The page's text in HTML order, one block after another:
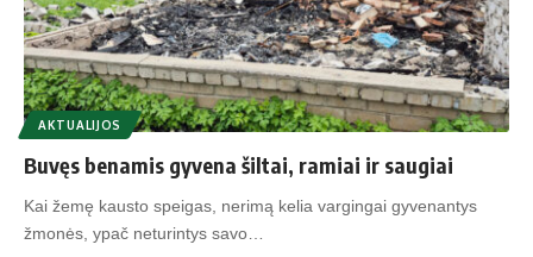
AKTUALIJOS
Buvęs benamis gyvena šiltai, ramiai ir saugiai
Kai žemę kausto speigas, nerimą kelia vargingai gyvenantys
žmonės, ypač neturintys savo…